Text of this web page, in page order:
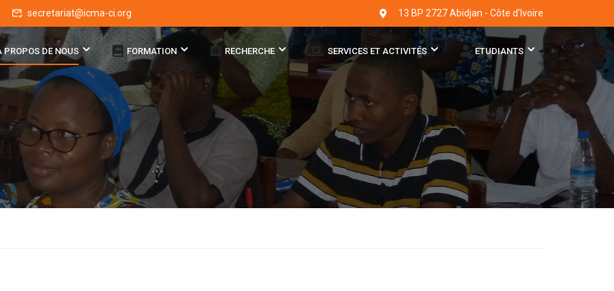
secretariat@icma-ci.org 13 BP 2727 Abidjan - Côte d’Ivoire
PROPOS DE NOUS FORMATION RECHERCHE SERVICES ET ACTIVITÉS ETUDIANTS